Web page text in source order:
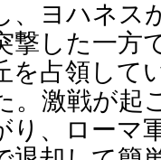
、ヨハネス
撃した一方
を占領して
。激戦が起
り、ローマ